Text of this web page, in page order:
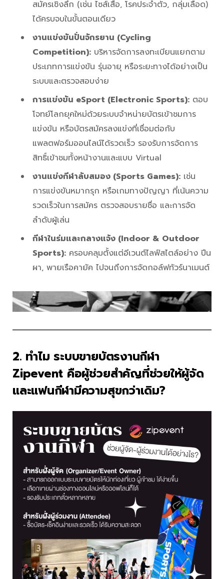
สมัครเชิงลึก (เช่น ไซส์เสื้อ, โรคประจำตัว, กลุ่มเลือด)
ได้ครบจบในขั้นตอนเดียว
งานแข่งขันปั่นจักรยาน (Cycling
Competition): บริหารจัดการลงทะเบียนแยกตาม
ประเภทการแข่งขัน รุ่นอายุ หรือระยะทางได้อย่างเป็น
ระบบและตรวจสอบง่าย
การแข่งขัน eSport (Electronic Sports): ตอบ
โจทย์โลกยุคใหม่ด้วยระบบจำหน่ายบัตรเข้าชมการ
แข่งขัน หรือบัตรสมัครลงแข่งที่เชื่อมต่อกับ
แพลตฟอร์มออนไลน์ได้รวดเร็ว รองรับการจัดการ
สิทธิ์เข้าชมทั้งหน้างานและแบบ Virtual
งานแข่งกีฬาลับสมอง (Sports Games): เช่น
การแข่งขันหมากรุก หรือเกมทางปัญญา ที่เน้นความ
รวดเร็วในการสมัคร ตรวจสอบรายชื่อ และการจัด
ลำดับผู้เล่น
กีฬาในร่มและกลางแจ้ง (Indoor & Outdoor
Sports): ครอบคลุมตั้งแต่อีเวนต์ไลฟ์สไตล์อย่าง ปีน
ผา, พายเรือคายัค ไปจนถึงการจัดกอล์ฟทัวร์นาเมนต์
2. ทำไม ระบบขายบัตรงานกีฬา
Zipevent คือผู้ช่วยสำคัญที่ช่วยให้ผู้จัด
และแฟนกีฬามีความสุขกว่าเดิม?